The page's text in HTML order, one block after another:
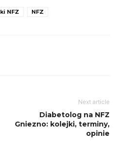
NFZ NFZ
Next article
Diabetolog na NFZ
Gniezno: kolejki, terminy,
opinie